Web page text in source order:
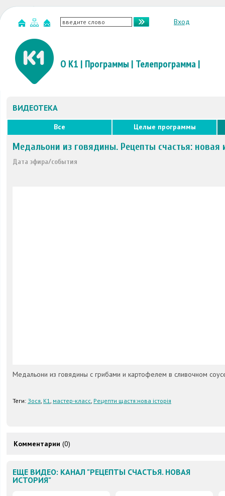
Вход
О К1 | Программы | Телепрограмма|
ВИДЕОТЕКА
Все Целые программы
Медальони из говядины. Рецепты счастья: новая
Дата эфира/события
Медальони из говядины с грибами и картофелем в сливочном
Теги: Зося, К1, мастер-класс, Рецепти щастя:нова історія
Комментарии (0)
ЕЩЕ ВИДЕО: КАНАЛ "РЕЦЕПТЫ СЧАСТЬЯ. НОВАЯ
ИСТОРИЯ"